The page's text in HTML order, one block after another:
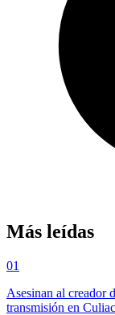
Más leídas
01
Asesinan al creador
transmisión en